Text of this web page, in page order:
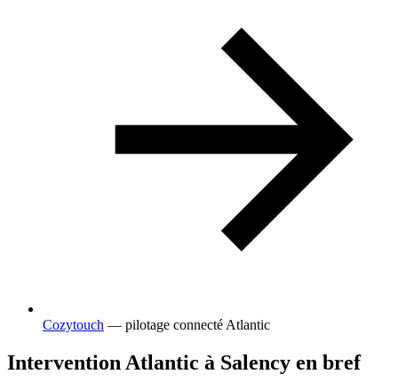
Cozytouch — pilotage connecté Atlantic
Intervention Atlantic à Salency en bref